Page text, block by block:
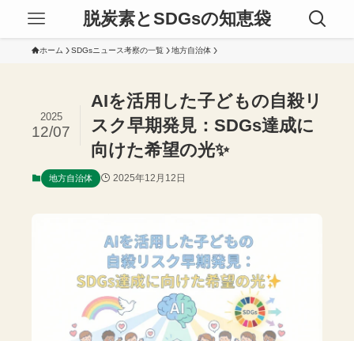
脱炭素とSDGsの知恵袋
ホーム SDGsニュース考察の一覧 地方自治体
AIを活用した子どもの自殺リ
スク早期発見：SDGs達成に
向けた希望の光✨
2025
12/07
地方自治体 2025年12月12日